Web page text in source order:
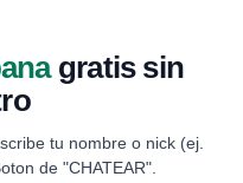
gratis sin
tu nombre o nick (ej.
de "CHATEAR".